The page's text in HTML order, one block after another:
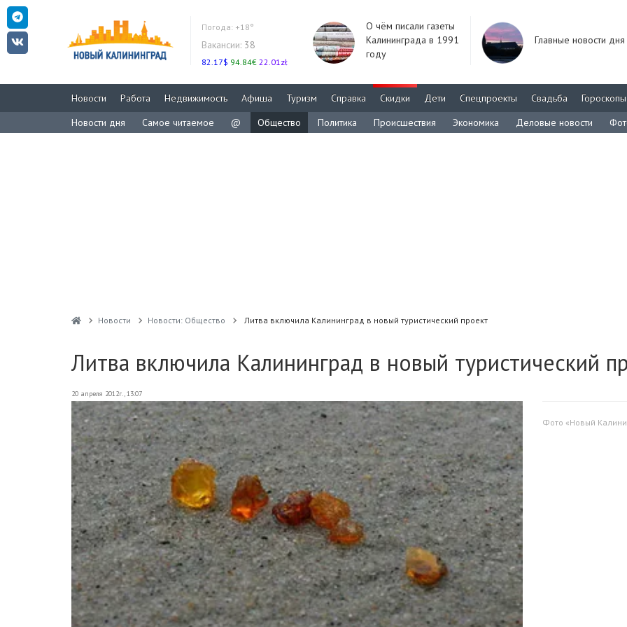
Погода: +18°
Вакансии: 38
82.17$ 94.84€ 22.01zł
О чём писали газеты
Калининграда в 1991
году
Главные новости дня
Новости Работа Недвижимость Афиша Туризм Справка Скидки Дети Спецпроекты Свадьба
Гороскопы
Новости дня
Самое читаемое @ Общество Политика Происшествия Экономика Деловые новости
Новости Новости: Общество Литва включила Калининград в новый туристический проект
Литва включила Калининград в новый туристический
20 апреля 2012г., 13:07
Фото «Новый